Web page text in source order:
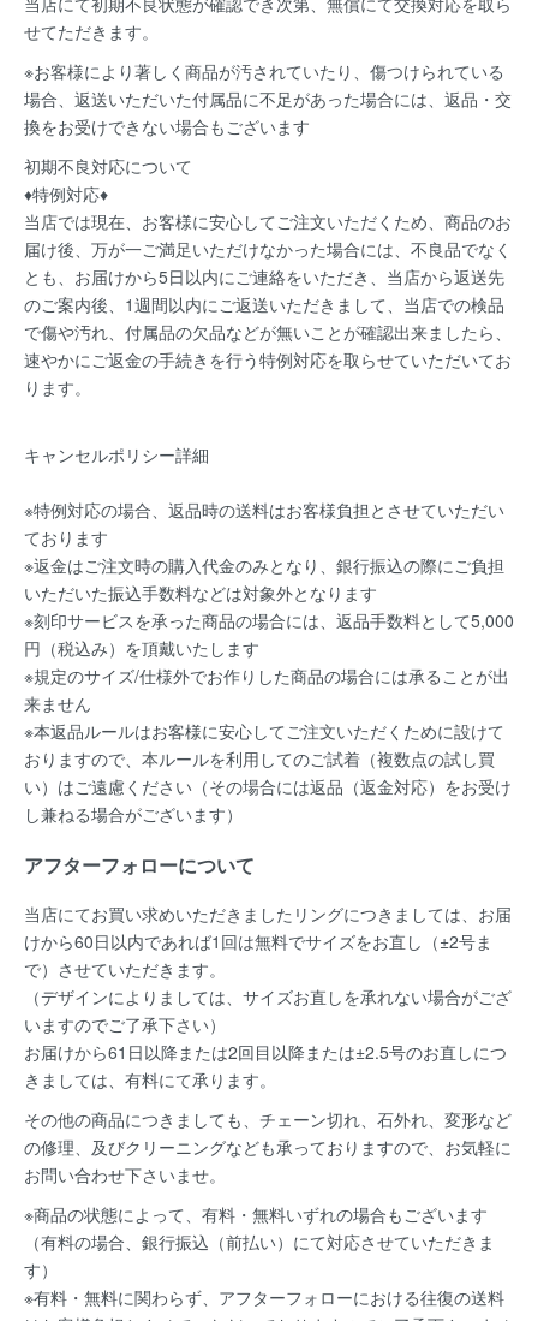
せてただきます。
※お客様により著しく商品が汚されていたり、傷つけられている
場合、返送いただいた付属品に不足があった場合には、返品・交
換をお受けできない場合もございます
初期不良対応について
♦特例対応♦
当店では現在、お客様に安心してご注文いただくため、商品のお
届け後、万が一ご満足いただけなかった場合には、不良品でなく
とも、お届けから5日以内にご連絡をいただき、当店から返送先
のご案内後、1週間以内にご返送いただきまして、当店での検品
で傷や汚れ、付属品の欠品などが無いことが確認出来ましたら、
速やかにご返金の手続きを行う特例対応を取らせていただいてお
ります。
キャンセルポリシー詳細
※特例対応の場合、返品時の送料はお客様負担とさせていただい
ております
※返金はご注文時の購入代金のみとなり、銀行振込の際にご負担
いただいた振込手数料などは対象外となります
※刻印サービスを承った商品の場合には、返品手数料として5,000
円（税込み）を頂戴いたします
※規定のサイズ/仕様外でお作りした商品の場合には承ることが出
来ません
※本返品ルールはお客様に安心してご注文いただくために設けて
おりますので、本ルールを利用してのご試着（複数点の試し買
い）はご遠慮ください（その場合には返品（返金対応）をお受け
し兼ねる場合がございます）
アフターフォローについて
当店にてお買い求めいただきましたリングにつきましては、お届
けから60日以内であれば1回は無料でサイズをお直し（±2号ま
で）させていただきます。
（デザインによりましては、サイズお直しを承れない場合がござ
いますのでご了承下さい）
お届けから61日以降または2回目以降または±2.5号のお直しにつ
きましては、有料にて承ります。
その他の商品につきましても、チェーン切れ、石外れ、変形など
の修理、及びクリーニングなども承っておりますので、お気軽に
お問い合わせ下さいませ。
※商品の状態によって、有料・無料いずれの場合もございます
（有料の場合、銀行振込（前払い）にて対応させていただきま
す）
※有料・無料に関わらず、アフターフォローにおける往復の送料